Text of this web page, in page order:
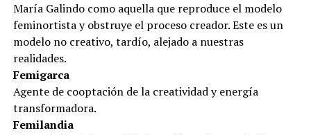
María Galindo como aquella que reproduce el modelo
feminortista y obstruye el proceso creador. Este es un
modelo no creativo, tardío, alejado a nuestras
realidades.
Femigarca
Agente de cooptación de la creatividad y energía
transformadora.
Femilandia